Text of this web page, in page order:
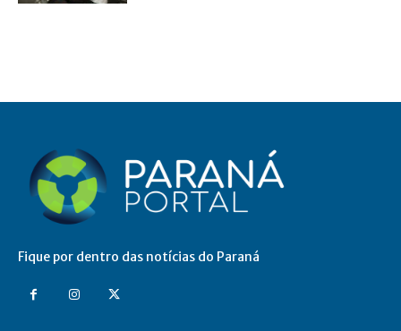
Fique por dentro das notícias do Paraná